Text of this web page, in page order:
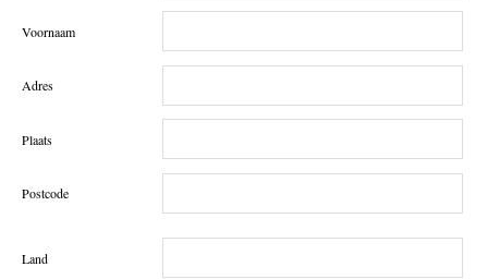
Voornaam
Adres
Plaats
Postcode
Land